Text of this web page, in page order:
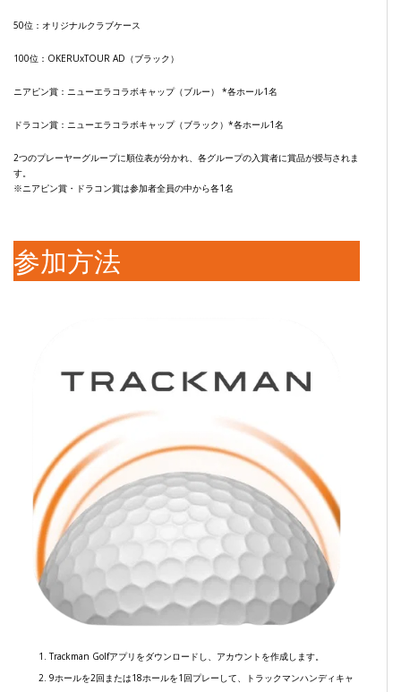
50位：オリジナルクラブケース
100位：OKERUxTOUR AD（ブラック）
ニアピン賞：ニューエラコラボキャップ（ブルー） *各ホール1名
ドラコン賞：ニューエラコラボキャップ（ブラック）*各ホール1名
2つのプレーヤーグループに順位表が分かれ、各グループの入賞者に賞品が授与されま
す。
※ニアピン賞・ドラコン賞は参加者全員の中から各1名
参加方法
Trackman Golfアプリをダウンロードし、アカウントを作成します。
9ホールを2回または18ホールを1回プレーして、トラックマンハンディキャ